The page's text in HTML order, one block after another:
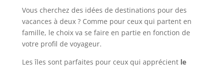
Vous cherchez des idées de destinations pour des
vacances à deux ? Comme pour ceux qui partent en
famille, le choix va se faire en partie en fonction de
votre profil de voyageur.
Les îles sont parfaites pour ceux qui apprécient le